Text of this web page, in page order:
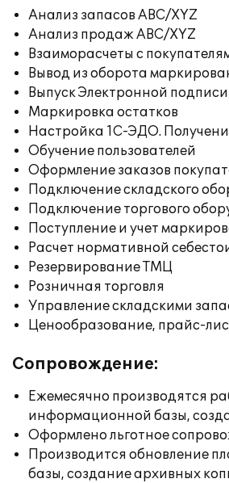
Анализ запасов ABC/XYZ
Анализ продаж ABC/XYZ
Взаиморасчеты с
Вывод из оборота
Выпуск Электронной
Маркировка остатков
Настройка 1С-ЭДО.
Обучение пользователей
Оформление заказов
Подключение складского
Подключение торгового
Поступление и учет
Расчет нормативной
Резервирование ТМЦ
Розничная торговля
Управление складскими
Ценообразование, прайс-
Сопровождение:
Ежемесячно производятся
информационной базы,
Оформлено льготное
Производится обновление
базы, создание архивных